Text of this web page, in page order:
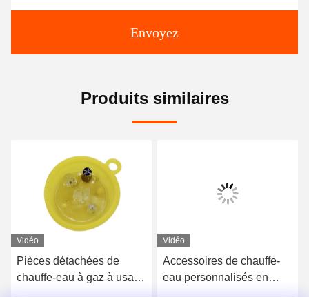
Envoyez
Produits similaires
Vidéo
Pièces détachées de
chauffe-eau à gaz à usage
Vidéo
Accessoires de chauffe-
eau personnalisés en